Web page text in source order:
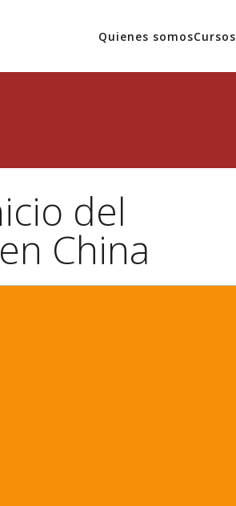
Quienes somosCursos
del
China